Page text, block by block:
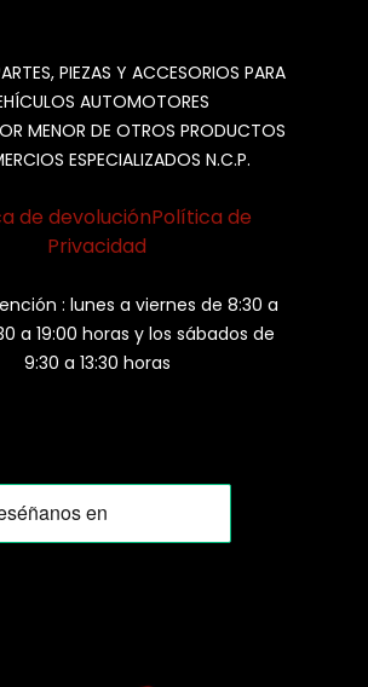
PIEZAS Y ACCESORIOS PARA
AUTOMOTORES
MENOR DE OTROS PRODUCTOS
ESPECIALIZADOS N.C.P.
de devoluciónPolítica de
Privacidad
: lunes a viernes de 8:30 a
a 19:00 horas y los sábados de
9:30 a 13:30 horas